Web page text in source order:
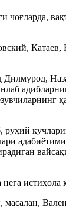
Дилмурод,
истиҳола